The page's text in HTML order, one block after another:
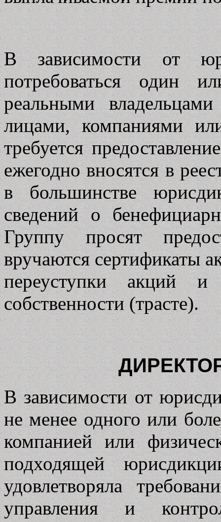
В зависимости от
потребоваться один
реальными
лицами, компаниями
требуется
ежегодно вносятся в
в большинстве
сведений о
Группу просят
вручаются сертификаты
переуступки акций и
собственности (трасте).
В зависимости от
не менее одного или
компанией или
подходящей
удовлетворяла
управления и